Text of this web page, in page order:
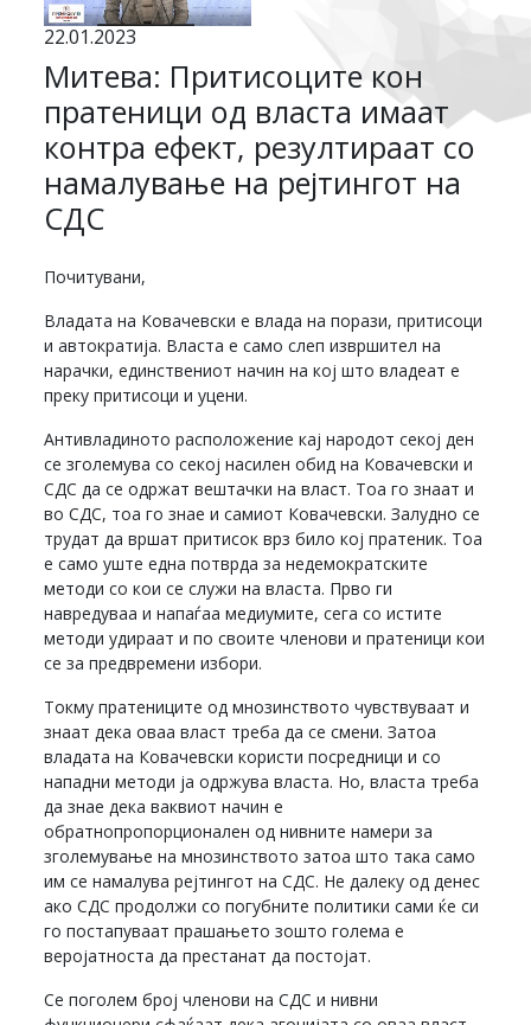
22.01.2023
Митева: Притисоците кон
пратеници од власта имаат
контра ефект, резултираат со
намалување на рејтингот на
СДС
Почитувани,
Владата на Ковачевски е влада на порази, притисоци
и автократија. Власта е само слеп извршител на
нарачки, единствениот начин на кој што владеат е
преку притисоци и уцени.
Антивладиното расположение кај народот секој ден
се зголемува со секој насилен обид на Ковачевски и
СДС да се одржат вештачки на власт. Тоа го знаат и
во СДС, тоа го знае и самиот Ковачевски. Залудно се
трудат да вршат притисок врз било кој пратеник. Тоа
е само уште една потврда за недемократските
методи со кои се служи на власта. Прво ги
навредуваа и напаѓаа медиумите, сега со истите
методи удираат и по своите членови и пратеници кои
се за предвремени избори.
Токму пратениците од мнозинството чувствуваат и
знаат дека оваа власт треба да се смени. Затоа
владата на Ковачевски користи посредници и со
нападни методи ја одржува власта. Но, власта треба
да знае дека ваквиот начин е
обратнопропорционален од нивните намери за
зголемување на мнозинството затоа што така само
им се намалува рејтингот на СДС. Не далеку од денес
ако СДС продолжи со погубните политики сами ќе си
го постапуваат прашањето зошто голема е
веројатноста да престанат да постојат.
Се поголем број членови на СДС и нивни